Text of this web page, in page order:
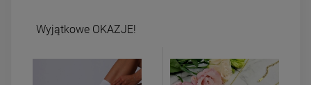
Wyjątkowe OKAZJE!